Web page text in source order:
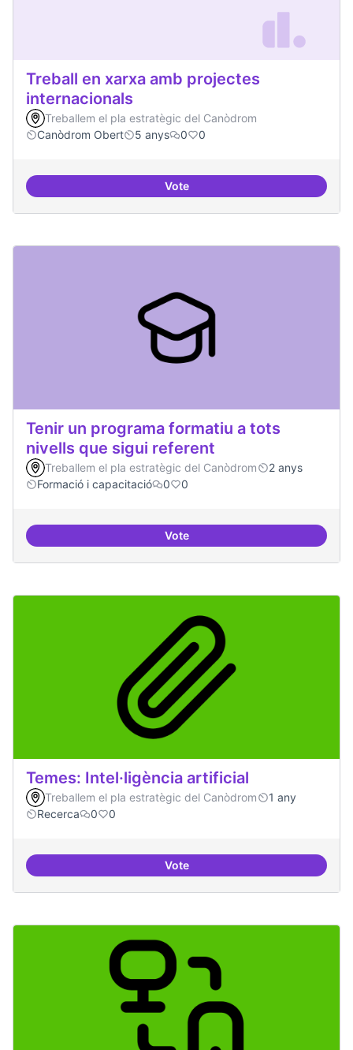
Treball en xarxa amb projectes
internacionals
Treballem el pla estratègic del Canòdrom
Canòdrom Obert
5 anys 0 0
VoteTreball en xarxa amb projectes
Tenir un programa formatiu a tots
nivells que sigui referent
Treballem el pla estratègic del Canòdrom
2 anys
Formació i capacitació
0 0
VoteTenir un programa formatiu a
Temes: Intel·ligència artificial
Treballem el pla estratègic del Canòdrom
1 any
Recerca
0 0
VoteTemes: Intel·ligència artificial